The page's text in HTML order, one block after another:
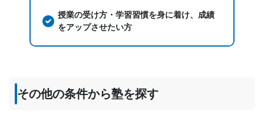
授業の受け方・学習習慣を身に着け、成績
をアップさせたい方
その他の条件から塾を探す